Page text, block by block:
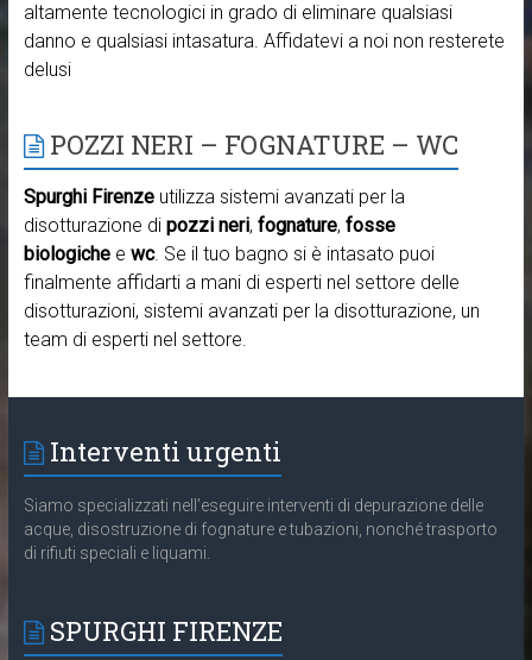
altamente tecnologici in grado di eliminare qualsiasi
danno e qualsiasi intasatura. Affidatevi a noi non resterete
delusi
POZZI NERI – FOGNATURE – WC
Spurghi Firenzeutilizza sistemi avanzati per la
disotturazione di pozzi neri, fognature, fosse
biologichee wc. Se il tuo bagno si è intasato puoi
finalmente affidarti a mani di esperti nel settore delle
disotturazioni, sistemi avanzati per la disotturazione, un
team di esperti nel settore.
Interventi urgenti
Siamo specializzati nell’eseguire interventi di depurazione delle
acque, disostruzione di fognature e tubazioni, nonché trasporto
di rifiuti speciali e liquami.
SPURGHI FIRENZE